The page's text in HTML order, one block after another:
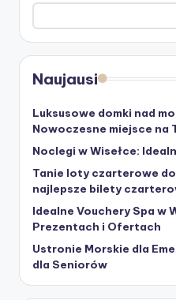
Naujausi
Luksusowe domki nad
Nowoczesne miejsce na
Noclegi w Wisełce:
Tanie loty czarterowe do
najlepsze bilety
Idealne Vouchery Spa w
Prezentach i Ofertach
Ustronie Morskie dla
dla Seniorów